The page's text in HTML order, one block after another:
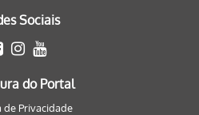
Sociais
do Portal
de Privacidade